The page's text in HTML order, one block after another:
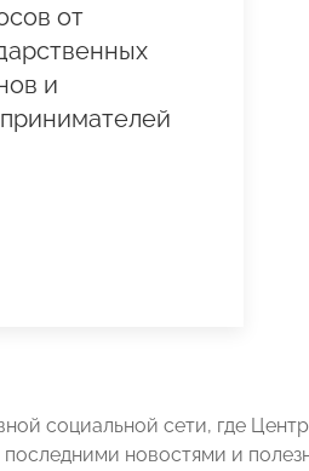
от
и
социальной сети, где
новостями и